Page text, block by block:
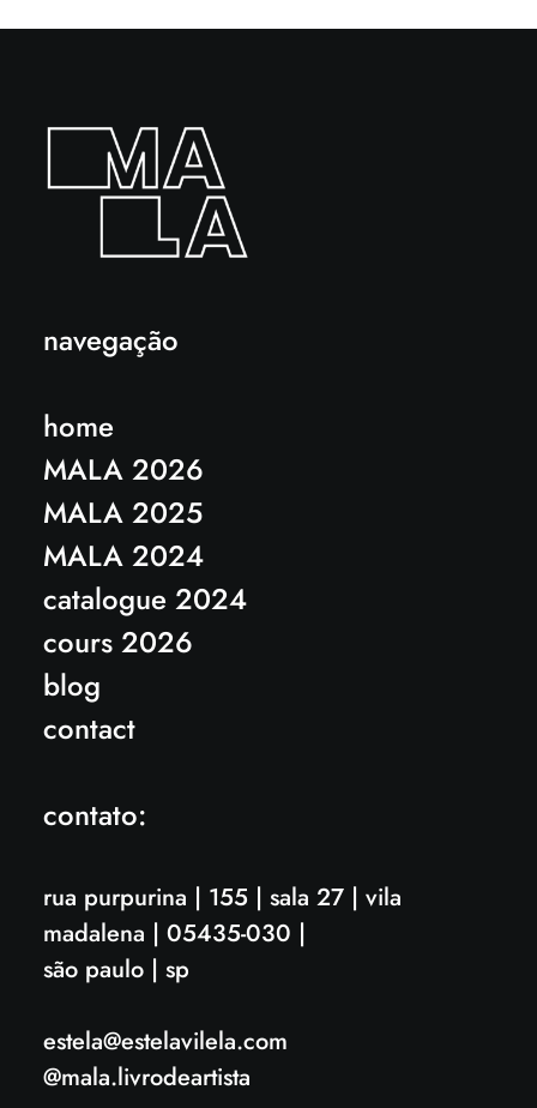
navegação
home
MALA 2026
MALA 2025
MALA 2024
catalogue 2024
cours 2026
blog
contact
contato:
rua purpurina | 155 | sala 27 | vila
madalena | 05435-030 |
são paulo | sp
estela@estelavilela.com
@mala.livrodeartista